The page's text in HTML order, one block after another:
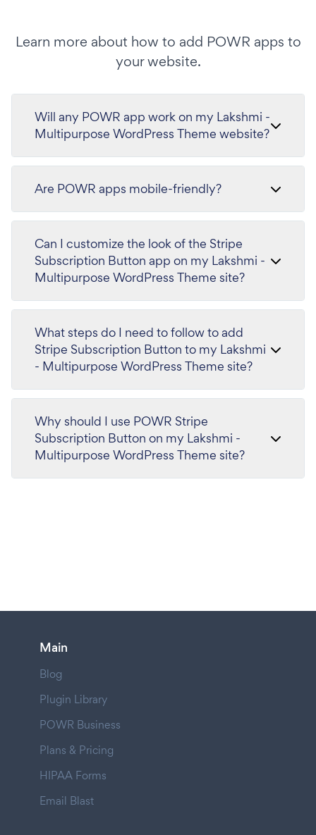
Learn more about how to add POWR apps to
your website.
Will any POWR app work on my Lakshmi -
Multipurpose WordPress Theme website?
Are POWR apps mobile-friendly?
Can I customize the look of the Stripe
Subscription Button app on my Lakshmi -
Multipurpose WordPress Theme site?
What steps do I need to follow to add
Stripe Subscription Button to my Lakshmi
- Multipurpose WordPress Theme site?
Why should I use POWR Stripe
Subscription Button on my Lakshmi -
Multipurpose WordPress Theme site?
Main
Blog
Plugin Library
POWR Business
Plans & Pricing
HIPAA Forms
Email Blast